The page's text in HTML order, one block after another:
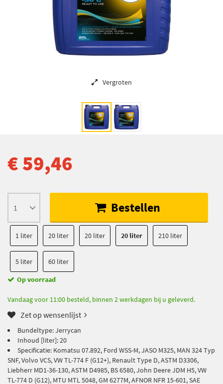
Vergroten
€ 59,46
Bestellen
1 liter 20 liter 20 liter 20 liter 210 liter
5 liter
60 liter
Op voorraad
Vandaag voor 11:00 besteld, binnen 2 werkdagen bij u geleverd.
Zet op wensenlijst
Bundeltype: Jerrycan
Inhoud [liter]: 20
Specificatie: Komatsu 07.892, Ford WSS-M, JASO M325, MAN 324 Typ
SNF, Volvo VCS, VW TL-774 F (G12+), Renault Type D, ASTM D3306,
Liebherr MD1-36-130, ASTM D4985, BS 6580, John Deere JDM H5, VW
TL-774 D (G12), MTU MTL 5048, GM 6277M, AFNOR NFR 15-601, SAE